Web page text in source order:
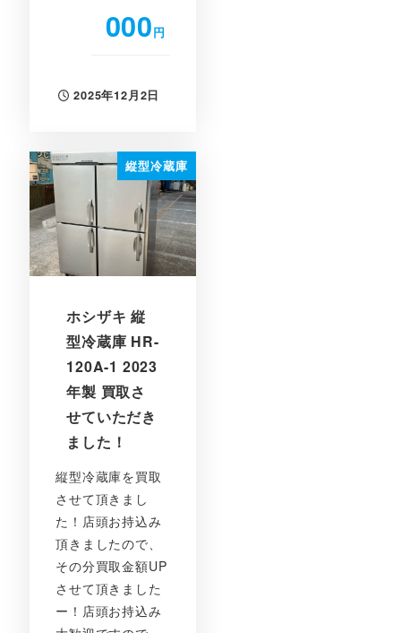
000円
投稿日
2025年12月2日
縦型冷蔵庫
ホシザキ 縦
型冷蔵庫 HR-
120A-1 2023
年製 買取さ
せていただき
ました！
縦型冷蔵庫を買取
させて頂きまし
た！店頭お持込み
頂きましたので、
その分買取金額UP
させて頂きました
ー！店頭お持込み